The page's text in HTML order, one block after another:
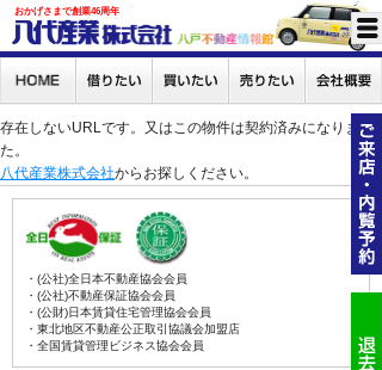
おかげさまで創業46周年
存在しないURLです。又はこの物件は契約済みになりまし
た。
八代産業株式会社からお探しください。
・(公社)全日本不動産協会会員
・(公社)不動産保証協会会員
・(公財)日本賃貸住宅管理協会会員
・東北地区不動産公正取引協議会加盟店
・全国賃貸管理ビジネス協会会員